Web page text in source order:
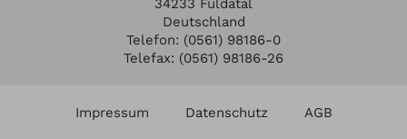
34233 Fuldatal
Deutschland
Telefon: (0561) 98186-0
Telefax: (0561) 98186-26
Impressum Datenschutz AGB